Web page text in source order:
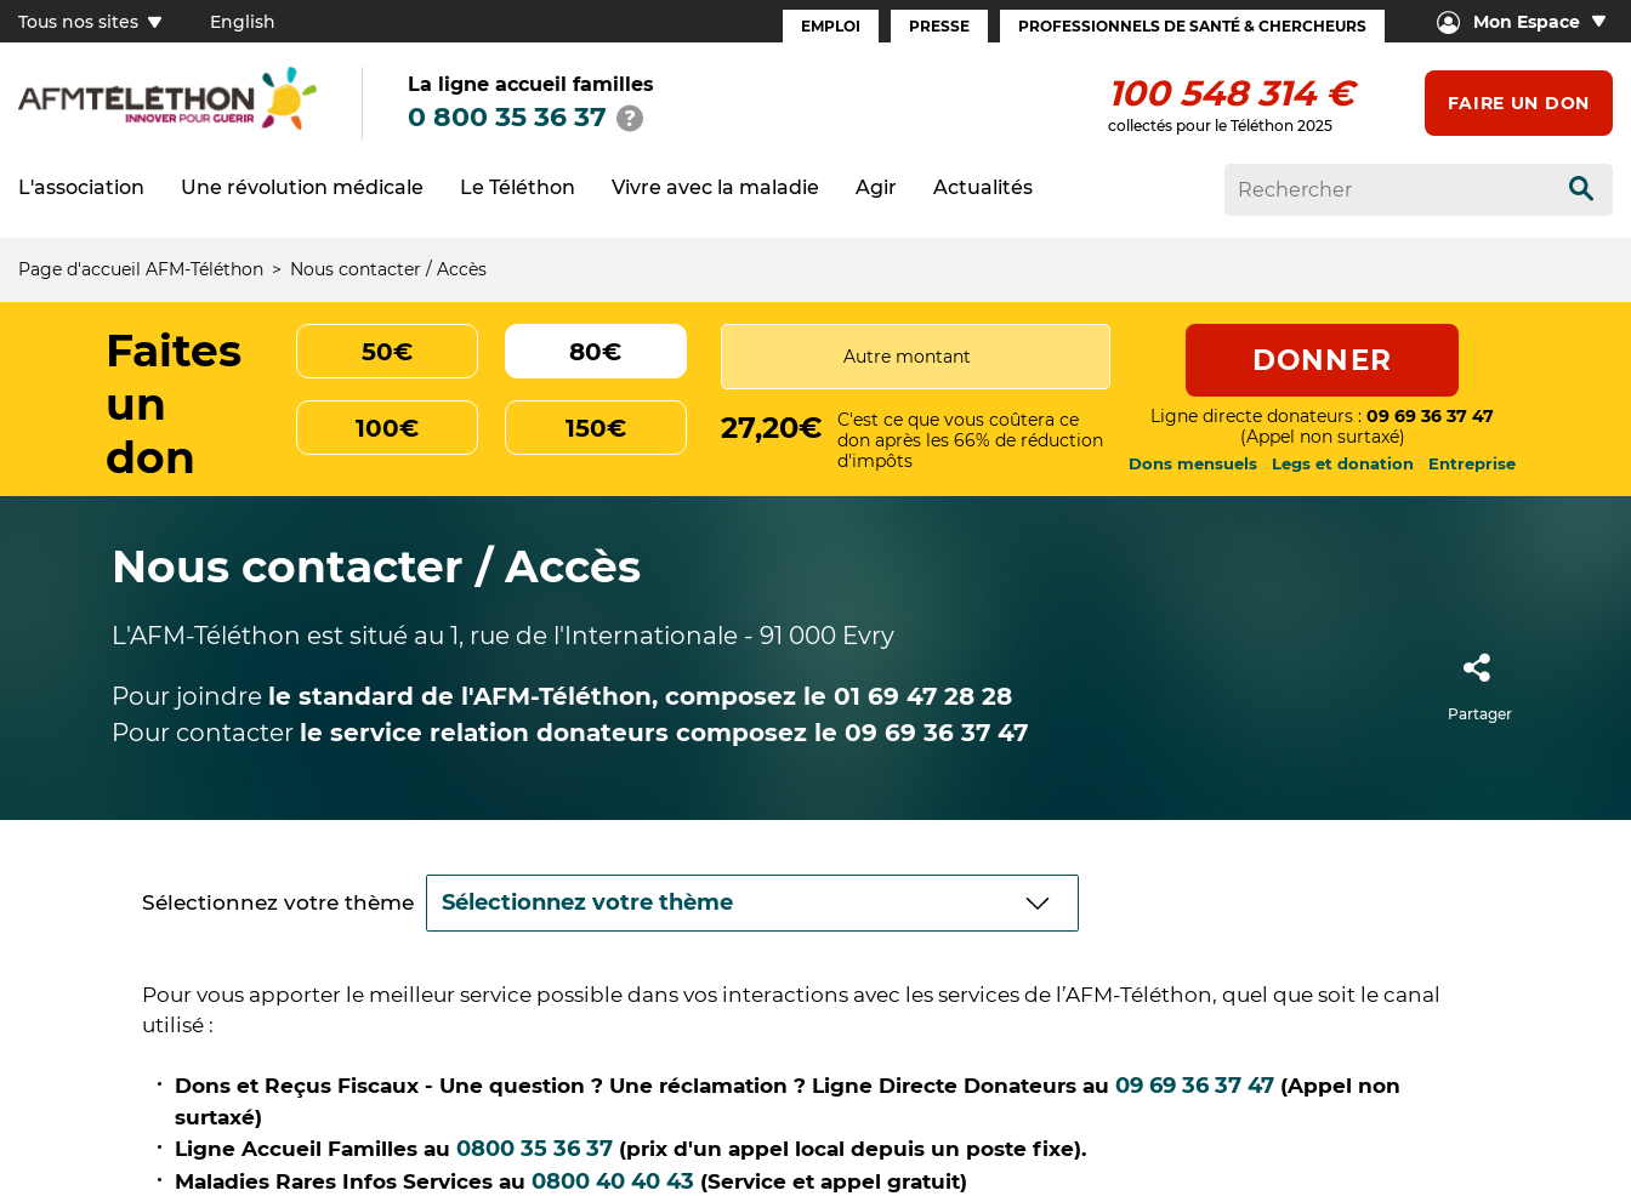
contenu
Tous
sites
(FR)
Tous nos sites English
Espaces
EMPLOI PRESSE PROFESSIONNELS DE SANTÉ & CHERCHEURS Mon Espace
La ligne accueil familles
0 800 35 36 37
100 548 314 €
collectés pour le Téléthon 2025
FAIRE UN DON
Navigation
L'association Une révolution médicale Le Téléthon Vivre avec la maladie Agir Actualités
Fil
d'Ariane
Page d'accueil AFM-Téléthon Nous contacter / Accès
Faites
un
don
50€ 80€
100€ 150€ 27,20€
C'est ce que vous coûtera ce
don après les 66% de réduction
d'impôts
DONNER
Ligne directe donateurs : 09 69 36 37 47
(Appel non surtaxé)
Dons mensuels Legs et donation Entreprise
Nous contacter / Accès
L'AFM-Téléthon est situé au 1, rue de l'Internationale - 91 000 Evry
Pour joindre le standard de l'AFM-Téléthon, composez le 01 69 47 28 28
Pour contacter le service relation donateurs composez le 09 69 36 37 47
Partager
Sélectionnez votre thème
Pour vous apporter le meilleur service possible dans vos interactions avec les services de l’AFM-Téléthon, quel que soit le canal
utilisé :
Dons et Reçus Fiscaux - Une question ? Une réclamation ? Ligne Directe Donateurs au 09 69 36 37 47 (Appel non
surtaxé)
Ligne Accueil Familles au 0800 35 36 37 (prix d'un appel local depuis un poste fixe).
Maladies Rares Infos Services au 0800 40 40 43 (Service et appel gratuit)